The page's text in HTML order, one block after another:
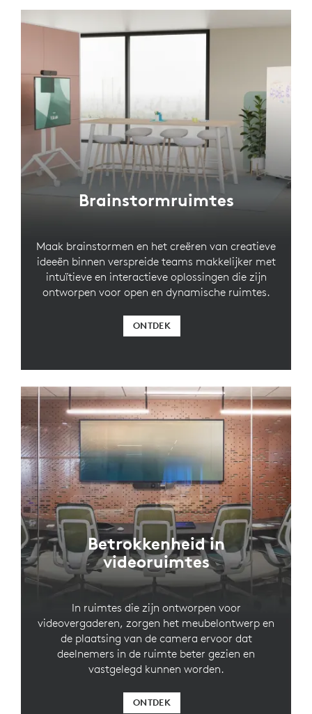
Brainstormruimtes
Maak brainstormen en het creëren van creatieve
ideeën binnen verspreide teams makkelijker met
intuïtieve en interactieve oplossingen die zijn
ontworpen voor open en dynamische ruimtes.
ONTDEK
Betrokkenheid in
videoruimtes
In ruimtes die zijn ontworpen voor
videovergaderen, zorgen het meubelontwerp en
de plaatsing van de camera ervoor dat
deelnemers in de ruimte beter gezien en
vastgelegd kunnen worden.
ONTDEK